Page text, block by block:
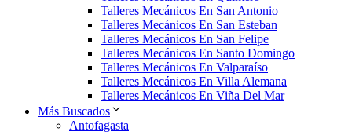
Talleres Mecánicos En San Antonio
Talleres Mecánicos En San Esteban
Talleres Mecánicos En San Felipe
Talleres Mecánicos En Santo Domingo
Talleres Mecánicos En Valparaíso
Talleres Mecánicos En Villa Alemana
Talleres Mecánicos En Viña Del Mar
Más Buscados
Antofagasta